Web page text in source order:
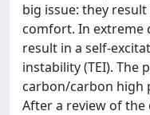
big issue: they
comfort. In extreme
result in a self-
instability (TEI). The
carbon/carbon high
After a review of